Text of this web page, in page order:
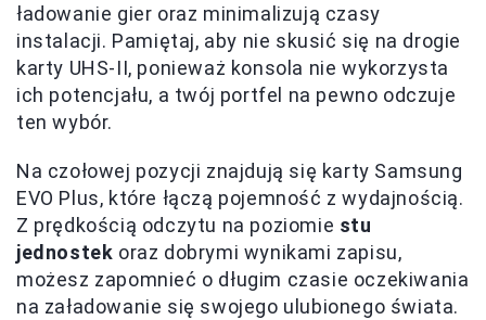
ładowanie gier oraz minimalizują czasy
instalacji. Pamiętaj, aby nie skusić się na drogie
karty UHS-II, ponieważ konsola nie wykorzysta
ich potencjału, a twój portfel na pewno odczuje
ten wybór.
Na czołowej pozycji znajdują się karty Samsung
EVO Plus, które łączą pojemność z wydajnością.
Z prędkością odczytu na poziomie stu
jednostek oraz dobrymi wynikami zapisu,
możesz zapomnieć o długim czasie oczekiwania
na załadowanie się swojego ulubionego świata.